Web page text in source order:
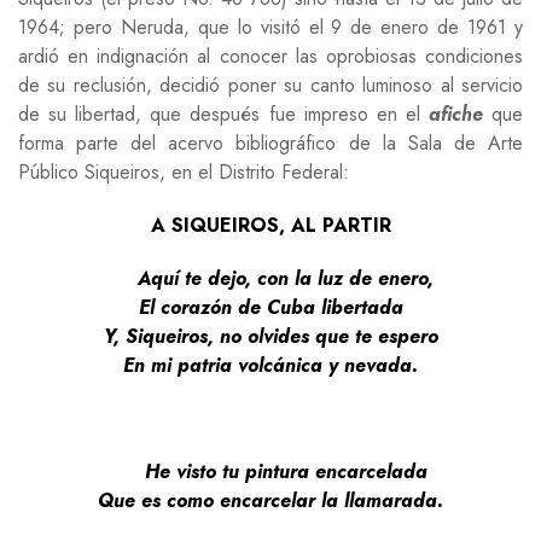
1964; pero Neruda, que lo visitó el 9 de enero de 1961 y
ardió en indignación al conocer las oprobiosas condiciones
de su reclusión, decidió poner su canto luminoso al servicio
de su libertad, que después fue impreso en el aficheque
forma parte del acervo bibliográfico de la Sala de Arte
Público Siqueiros, en el Distrito Federal:
A SIQUEIROS, AL PARTIR
Aquí te dejo, con la luz de enero,
El corazón de Cuba libertada
Y, Siqueiros, no olvides que te espero
En mi patria volcánica y nevada.
He visto tu pintura encarcelada
Que es como encarcelar la llamarada.